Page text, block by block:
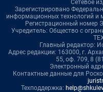
Сетевое
Зарегистрировано
информационных технологий и
Регистрационный номер
Учредитель: Общество с
Главный редактор:
Адрес редакции: 163000, г.
55, оф. 709, 8
Электронный
Контактные данные для
Техподдержка: